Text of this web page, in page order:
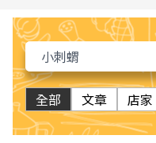
全部 文章 店家